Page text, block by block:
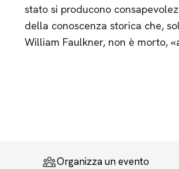
stato si producono
della conoscenza storica che,
William Faulkner, non è morto,
Organizza un evento